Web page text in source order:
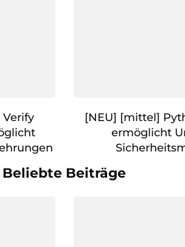
[NEU] [mittel]
ermöglicht
Beliebte Beiträge